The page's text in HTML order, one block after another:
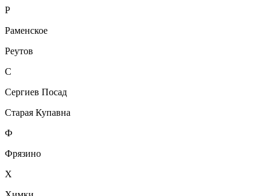
Р
Раменское
Реутов
С
Сергиев Посад
Старая Купавна
Ф
Фрязино
Х